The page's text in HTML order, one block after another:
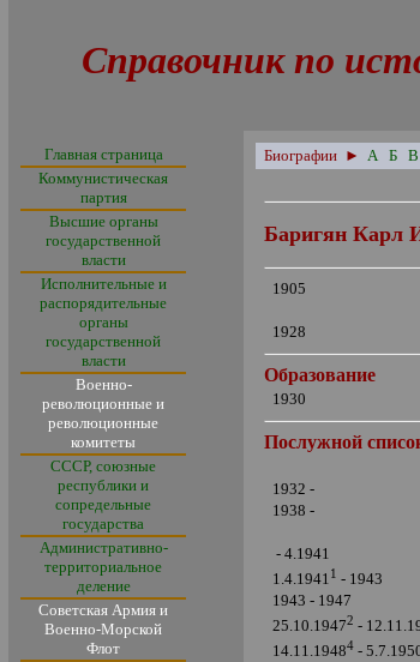
Справочник по
Главная страница
Коммунистическая
партия
Высшие органы
государственной
власти
Исполнительные и
распорядительные
органы
государственной
власти
Военно-
революционные и
революционные
комитеты
СССР, союзные
республики и
сопредельные
государства
Административно-
территориальное
деление
Советская Армия и
Военно-Морской
Флот
Биографии ► А Б В
Баригян Карл
1905
1928
Образование
1930
Послужной
1932 -
1938 -
- 4.1941
1.4.19411 - 1943
1943 - 1947
25.10.19472 -
14.11.19484 -